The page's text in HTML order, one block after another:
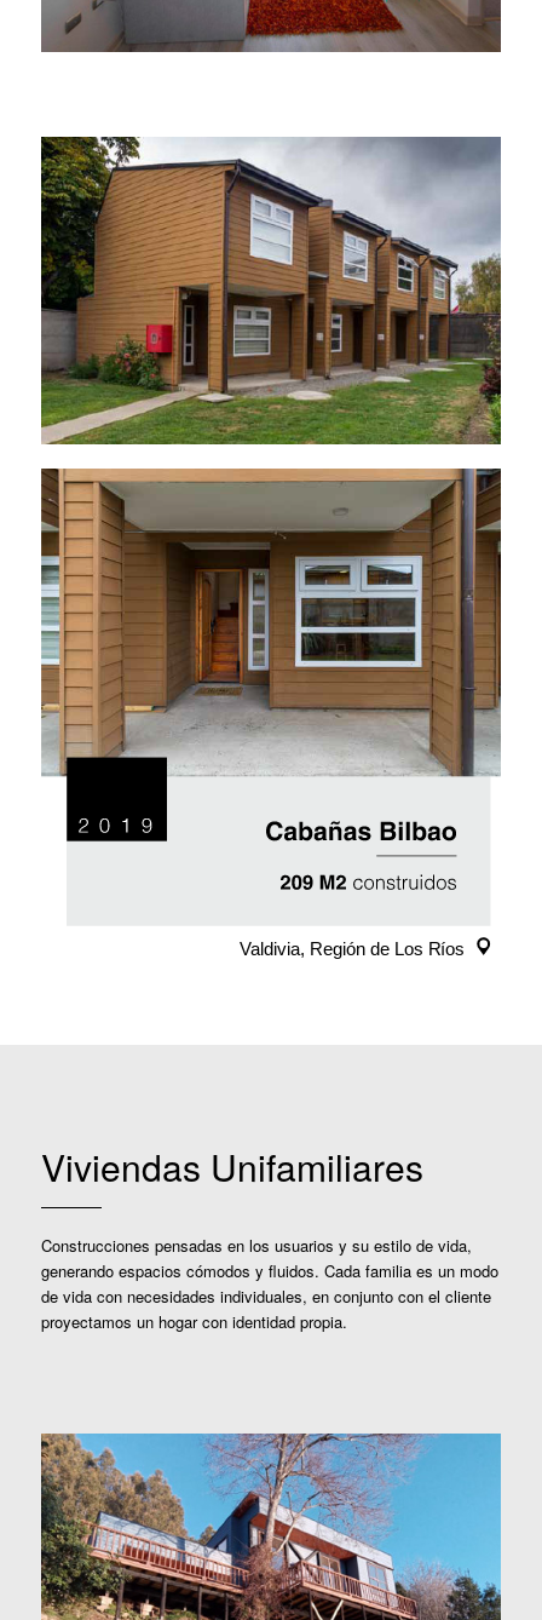
Viviendas Unifamiliares
Construcciones pensadas en los usuarios y su estilo de vida,
generando espacios cómodos y fluidos. Cada familia es un modo
de vida con necesidades individuales, en conjunto con el cliente
proyectamos un hogar con identidad propia.